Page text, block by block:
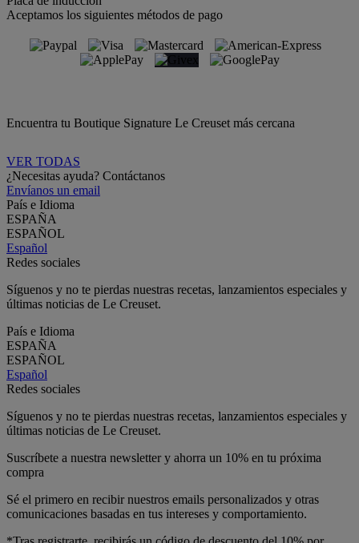
Aceptamos los siguientes métodos de pago
Encuentra tu Boutique Signature Le Creuset más cercana
VER TODAS
¿Necesitas ayuda? Contáctanos
Envíanos un email
País e Idioma
ESPAÑA
ESPAÑOL
Español
Redes sociales
Síguenos y no te pierdas nuestras recetas, lanzamientos especiales y
últimas noticias de Le Creuset.
País e Idioma
ESPAÑA
ESPAÑOL
Español
Redes sociales
Síguenos y no te pierdas nuestras recetas, lanzamientos especiales y
últimas noticias de Le Creuset.
Suscríbete a nuestra newsletter y ahorra un 10% en tu próxima
compra
Sé el primero en recibir nuestros emails personalizados y otras
comunicaciones basadas en tus intereses y comportamiento.